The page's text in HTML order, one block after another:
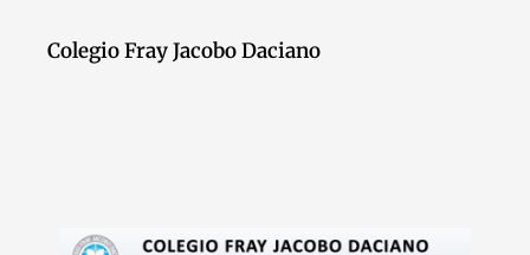
Colegio Fray Jacobo Daciano